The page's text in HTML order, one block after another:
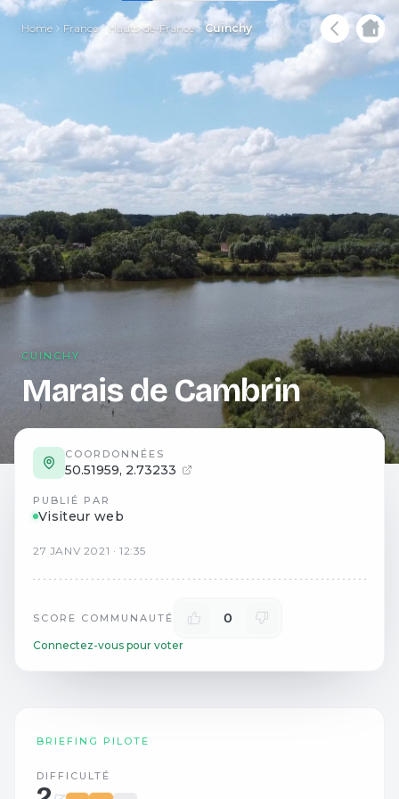
Home France Hauts-de-France Cuinchy
CUINCHY
Marais de Cambrin
COORDONNÉES
50.51959, 2.73233
PUBLIÉ PAR
Visiteur web
27 JANV 2021 ·12:35
SCORE COMMUNAUTÉ 0
Connectez-vous pour voter
BRIEFING PILOTE
DIFFICULTÉ